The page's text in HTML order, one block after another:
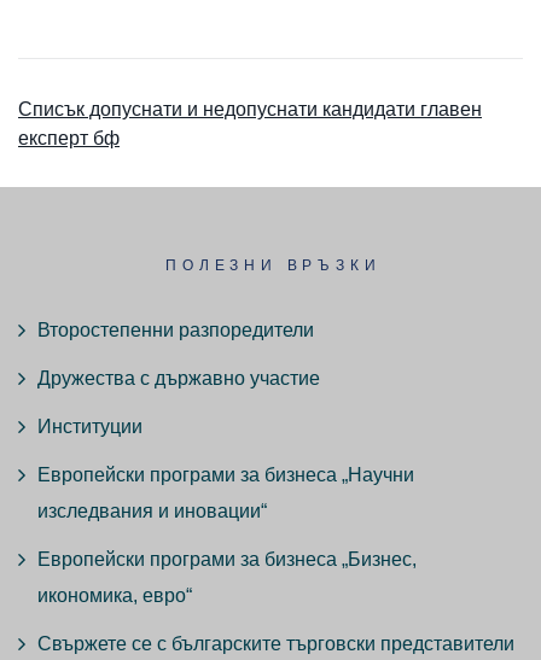
Списък допуснати и недопуснати кандидати главен
експерт бф
ПОЛЕЗНИ ВРЪЗКИ
Второстепенни разпоредители
Дружества с държавно участие
Институции
Европейски програми за бизнеса „Научни
изследвания и иновации“
Европейски програми за бизнеса „Бизнес,
икономика, евро“
Свържете се с българските търговски представители